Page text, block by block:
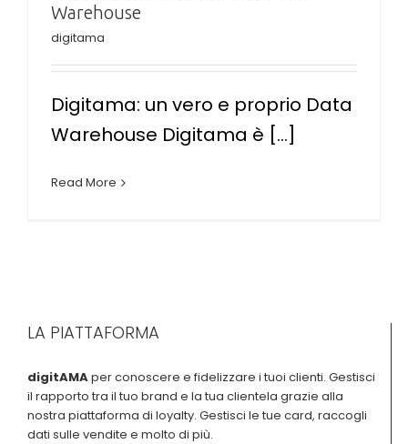
Warehouse
digitama
Digitama: un vero e proprio Data
Warehouse Digitama è [...]
Read More
LA PIATTAFORMA
digitAMAper conoscere e fidelizzare i tuoi clienti. Gestisci
il rapporto tra il tuo brand e la tua clientela grazie alla
nostra piattaforma di loyalty. Gestisci le tue card, raccogli
dati sulle vendite e molto di più.